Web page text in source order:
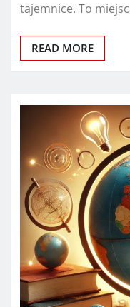
tajemnice. To
READ MORE